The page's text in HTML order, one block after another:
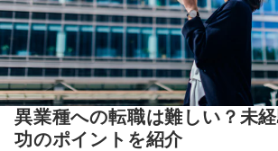
異業種への転職は難しい？未
功のポイントを紹介